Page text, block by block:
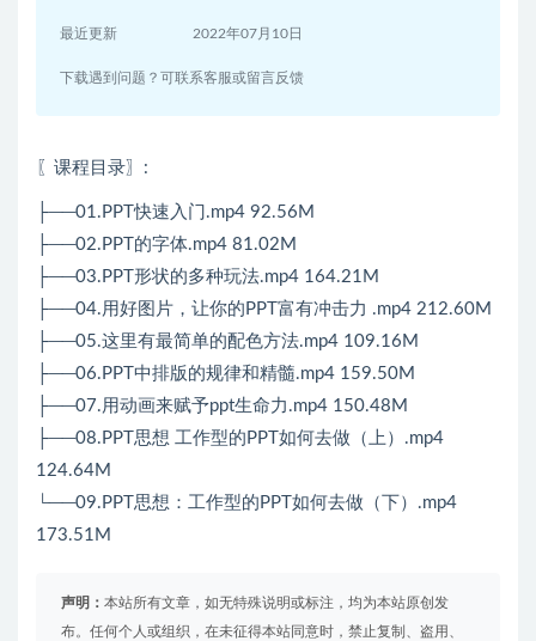
最近更新 2022年07月10日
下载遇到问题？可联系客服或留言反馈
〖课程目录〗:
├──01.PPT快速入门.mp4 92.56M
├──02.PPT的字体.mp4 81.02M
├──03.PPT形状的多种玩法.mp4 164.21M
├──04.用好图片，让你的PPT富有冲击力 .mp4 212.60M
├──05.这里有最简单的配色方法.mp4 109.16M
├──06.PPT中排版的规律和精髓.mp4 159.50M
├──07.用动画来赋予ppt生命力.mp4 150.48M
├──08.PPT思想 工作型的PPT如何去做（上）.mp4
124.64M
└──09.PPT思想：工作型的PPT如何去做（下）.mp4
173.51M
声明： 本站所有文章，如无特殊说明或标注，均为本站原创发
布。任何个人或组织，在未征得本站同意时，禁止复制、盗用、